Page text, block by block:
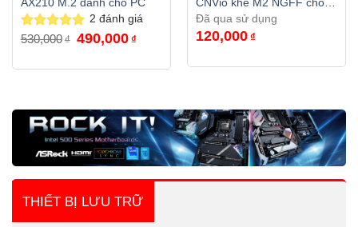
AX210 M.2 dành cho PC
Được xếp
2 đánh giá
530,000 ₫
Giá
gốc
530,000₫.
490,000 ₫Giá
hiện
là:
CNVio khe M2 NGFF cho
laptop
Đã qua sử dụng
120,000 ₫
THIẾT BỊ LƯU TRỮ